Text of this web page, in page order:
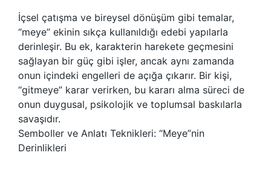
İçsel çatışma ve bireysel dönüşüm gibi temalar,
“meye” ekinin sıkça kullanıldığı edebi yapılarla
derinleşir. Bu ek, karakterin harekete geçmesini
sağlayan bir güç gibi işler, ancak aynı zamanda
onun içindeki engelleri de açığa çıkarır. Bir kişi,
“gitmeye” karar verirken, bu kararı alma süreci de
onun duygusal, psikolojik ve toplumsal baskılarla
savaşıdır.
Semboller ve Anlatı Teknikleri: “Meye”nin
Derinlikleri